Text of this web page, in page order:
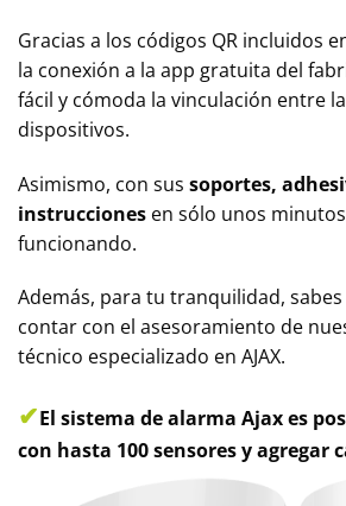
Gracias a los códigos QR incluidos
la conexión a la app gratuita del
fácil y cómoda la vinculación entre
dispositivos.
Asimismo, con sus soportes,
instrucciones en sólo unos
funcionando.
Además, para tu tranquilidad,
contar con el asesoramiento de
técnico especializado en AJAX.
✔El sistema de alarma Ajaxes
con hasta 100 sensores y agregar